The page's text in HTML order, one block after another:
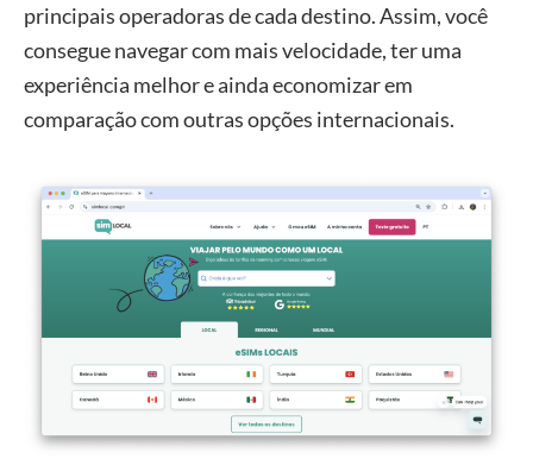
principais operadoras de cada destino. Assim, você
consegue navegar com mais velocidade, ter uma
experiência melhor e ainda economizar em
comparação com outras opções internacionais.